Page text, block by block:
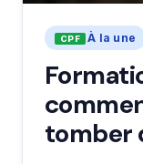
À la une
tomber